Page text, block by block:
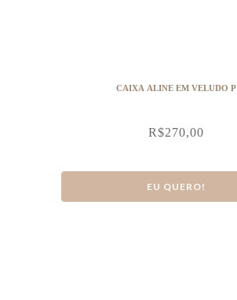
CAIXA ALINE EM VELUDO P
R$270,00
EU QUERO!